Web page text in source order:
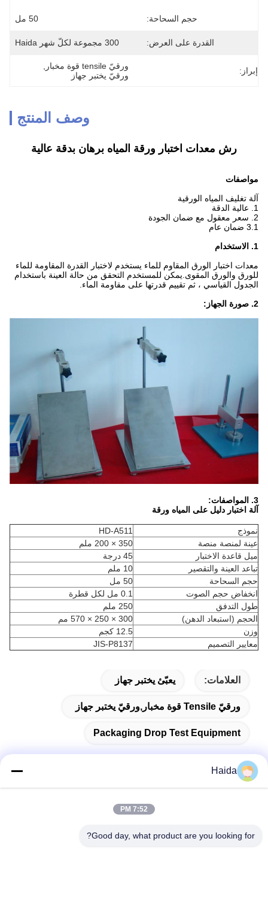
حجم السحاحة: 50 مل
القدرة على العرض: 300 مجموعة لكلّ شهر Haida
إبراز: ورقيّ tensile قوة مخبار
ورقيّ يختبر جهاز
وصف المنتج
رش معدات اختبار ورقة المياه برهان بدقة عالية
مواصفات
آلة تغليف المياه الورقية
1. عالية الدقة
2. سعر معقول مع ضمان الجودة
3.1 ضمان عام
1. الاستخدام
معدات اختبار الورق المقاوم للماء يستخدم لاختبار القدرة المقاومة للماء
للورق والورق المقوى.يمكن للمستخدم التحقق من حالة العينة باستخدام
الجدول القياسي ، ثم تقييم قدرتها على مقاومة الماء.
2. صورة الجهاز:
3. المواصفات:
آلة اختبار دليل على المياه ورقة
نموذج
HD-A511
عينة لمنصة منصة
350 × 200 ملم
ميل قاعدة الاختبار
45 درجة
تباعد العينة والتقصير
10 ملم
حجم السحاحة
50 مل
انخفاض حجم الصوت
0.1 مل لكل قطرة
طول التدفق
250 ملم
الحجم (استبعاد الدهن)
300 × 250 × 570 مم
وزن
12.5 كجم
معايير التصميم
JIS-P8137
العلامات: يعبّئ يختبر جهاز
ورقيّ Tensile قوة مخبار,ورقيّ يختبر جهاز
Packaging Drop Test Equipment
العنوان
Haida
7:52 PM
Good day, what product are you looking for?